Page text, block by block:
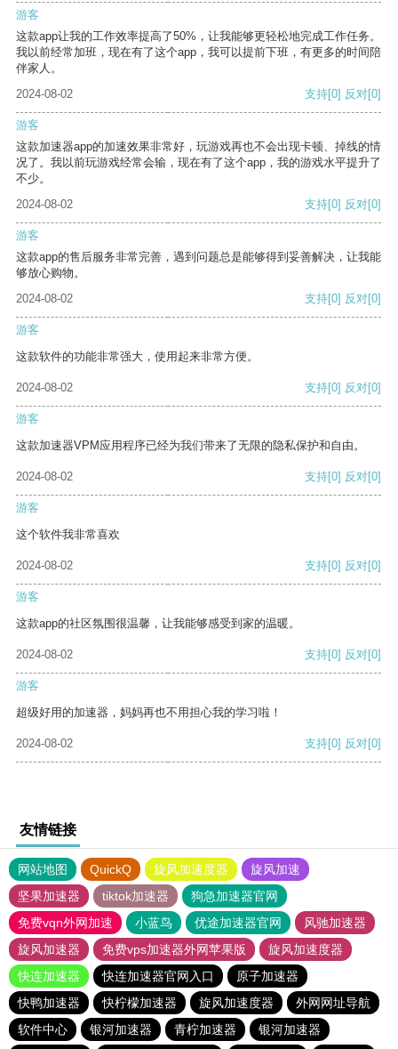
游客
这款app让我的工作效率提高了50%，让我能够更轻松地完成工作任务。
我以前经常加班，现在有了这个app，我可以提前下班，有更多的时间陪
伴家人。
2024-08-02
支持[0] 反对[0]
游客
这款加速器app的加速效果非常好，玩游戏再也不会出现卡顿、掉线的情
况了。我以前玩游戏经常会输，现在有了这个app，我的游戏水平提升了
不少。
2024-08-02
支持[0] 反对[0]
游客
这款app的售后服务非常完善，遇到问题总是能够得到妥善解决，让我能
够放心购物。
2024-08-02
支持[0] 反对[0]
游客
这款软件的功能非常强大，使用起来非常方便。
2024-08-02 支持[0] 反对[0]
游客
这款加速器VPM应用程序已经为我们带来了无限的隐私保护和自由。
2024-08-02 支持[0] 反对[0]
游客
这个软件我非常喜欢
2024-08-02 支持[0] 反对[0]
游客
这款app的社区氛围很温馨，让我能够感受到家的温暖。
2024-08-02 支持[0] 反对[0]
游客
超级好用的加速器，妈妈再也不用担心我的学习啦！
2024-08-02 支持[0] 反对[0]
友情链接
网站地图 QuickQ 旋风加速度器
旋风加速
坚果加速器
tiktok加速器
狗急加速器官网
免费vqn外网加速
小蓝鸟 优途加速器官网
风驰加速器
旋风加速器
免费vps加速器外网苹果版
旋风加速度器
快连加速器
快连加速器官网入口
原子加速器
快鸭加速器
快柠檬加速器 旋风加速度器
外网网址导航
软件中心
银河加速器 青柠加速器 银河加速器